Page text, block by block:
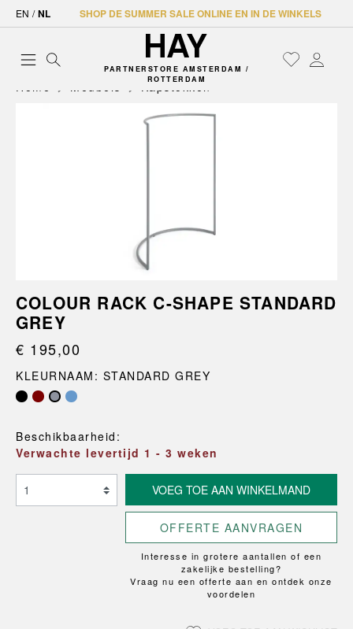
EN / NL SHOP DE SUMMER SALE ONLINE EN IN DE WINKELS
PARTNERSTORE AMSTERDAM /
ROTTERDAM
Home Meubels Kapstokken
COLOUR RACK C-SHAPE STANDARD
GREY
€ 195,00
KLEURNAAM: STANDARD GREY
Beschikbaarheid:
Verwachte levertijd 1 - 3 weken
VOEG TOE AAN WINKELMAND
OFFERTE AANVRAGEN
Interesse in grotere aantallen of een
zakelijke bestelling?
Vraag nu een offerte aan en ontdek onze
voordelen